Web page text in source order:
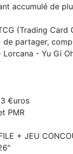
accumulé de
(Trading Card
partager,
- Yu Gi
3 €uros
PMR
+ JEU